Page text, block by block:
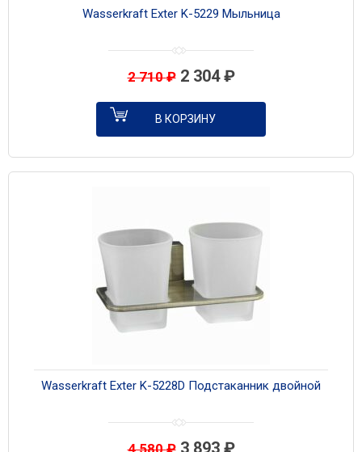
Wasserkraft Exter K-5229 Мыльница
2 710₽ 2 304₽
В КОРЗИНУ
Wasserkraft Exter K-5228D Подстаканник двойной
4 580₽ 3 893 ₽